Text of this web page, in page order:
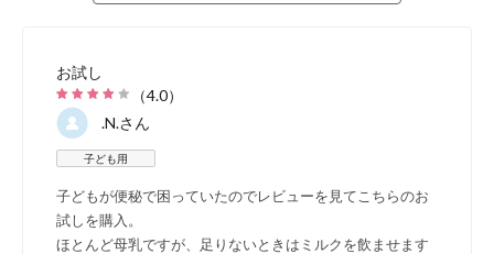
お試し
（4.0）
.N.さん
子ども用
子どもが便秘で困っていたのでレビューを見てこちらのお
試しを購入。
ほとんど母乳ですが、足りないときはミルクを飲ませます